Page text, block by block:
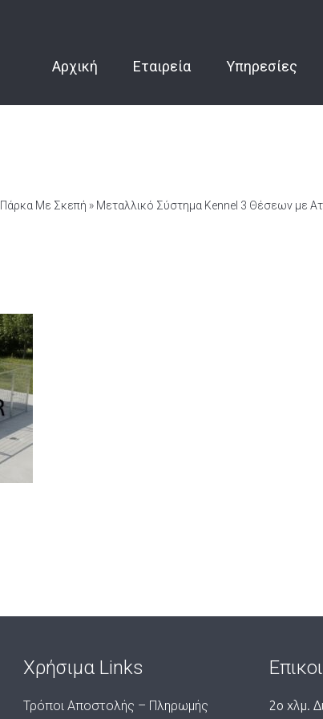
Αρχική Εταιρεία Υπηρεσίες
Πάρκα Με Σκεπή » Μεταλλικό Σύστημα Kennel 3 Θέσεων με
Χρήσιμα Links
Τρόποι Αποστολής – Πληρωμής 2ο χλμ.